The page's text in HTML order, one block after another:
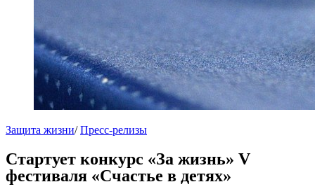
Защита жизни/Пресс-релизы
Стартует конкурс «За жизнь» V
фестиваля «Счастье в детях»